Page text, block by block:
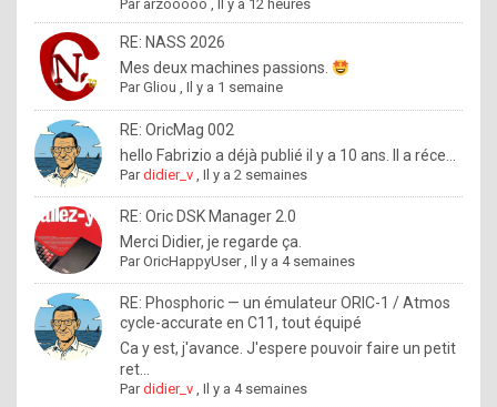
b
y
o
l
e
x
.
I
f
y
Par arzooooo ,Il y a 12 heures
RE: NASS 2026
Mes deux machines passions.
ParGliou ,Il y a 1 semaine
RE: OricMag 002
hello Fabrizio a déjà publié il y a 10 ans. Il a réce...
Pardidier_v ,Il y a 2 semaines
RE: Oric DSK Manager 2.0
Merci Didier, je regarde ça.
ParOricHappyUser,Il y a 4 semaines
RE: Phosphoric — un émulateur ORIC-1 / Atmos
cycle-accurate en C11, tout équipé
Ca y est, j'avance. J'espere pouvoir faire un petit
ret...
Pardidier_v ,Il y a 4 semaines